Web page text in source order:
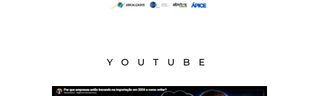
YOUTUBE